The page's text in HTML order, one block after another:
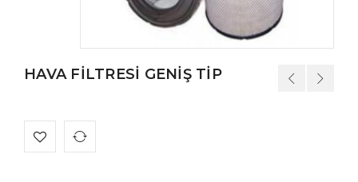
HAVA FİLTRESİ GENİŞ TİP